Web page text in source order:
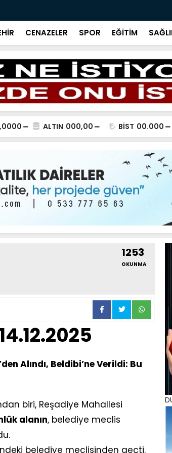
CENAZELER SPOR EĞİTİM
ALTIN 000,00 BİST 00.000
1253
OKUNMA
Alındı, Beldibi’ne Verildi: Bu
biri, Reşadiye Mahallesi
alanın, belediye meclis
belediye meclisinden geçti.